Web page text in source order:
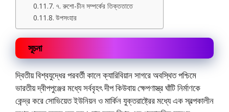
৭. রুশো-চীন সম্পর্কের তিক্ততাতে
উপসংহার
সূচনা
দ্বিতীয় বিশ্বযুদ্ধের পরবর্তী কালে ক্যারিবিয়ান সাগরে অবস্থিত পশ্চিমে
ভারতীয় দ্বীপপুঞ্জের মধ্যে সর্ববৃহৎ দীপ কিউবায় ক্ষেপণাস্ত্র ঘাঁটি নির্মাণকে
কেন্দ্র করে সোভিয়েত ইউনিয়ন ও মার্কিন যুক্তরাষ্ট্রের মধ্যে এক স্বল্পকালীন